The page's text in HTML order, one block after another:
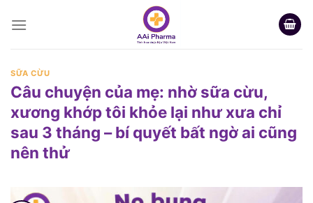
SỮA CỪU
Câu chuyện của mẹ: nhờ sữa cừu,
xương khớp tôi khỏe lại như xưa chỉ
sau 3 tháng – bí quyết bất ngờ ai cũng
nên thử